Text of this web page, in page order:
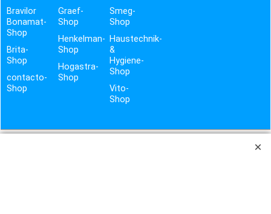
Bravilor
Bonamat-
Shop
Brita-
Shop
contacto-
Shop
Graef-
Shop
Henkelman-
Shop
Hogastra-
Shop
Smeg-
Shop
Haustechnik-
&
Hygiene-
Shop
Vito-
Shop